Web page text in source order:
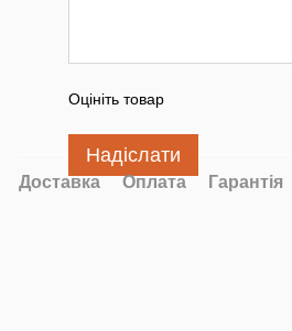
Оцініть товар
Надіслати
Доставка Оплата Гарантія